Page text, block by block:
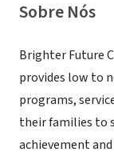
Sobre Nós
Brighter Future
provides low to
programs,
their families to
achievement